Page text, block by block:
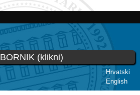
Hrvatski
English
(klikni)